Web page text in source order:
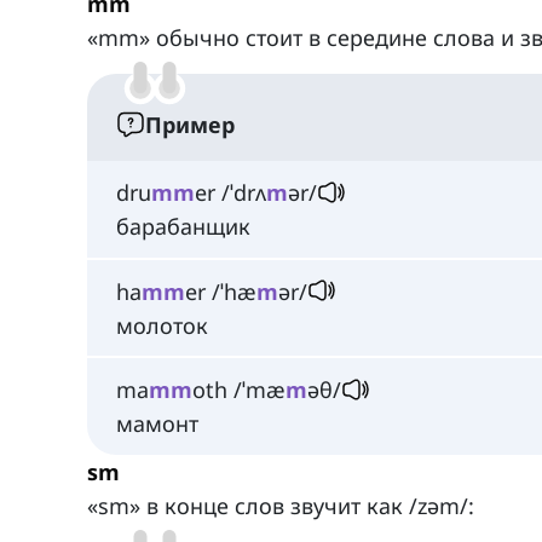
«mm» обычно стоит в середине слова и
Пример
drummer /ˈdrʌmər/
барабанщик
hammer /ˈhæmər/
молоток
mammoth /ˈmæməθ/
мамонт
sm
«sm» в конце слов звучит как /zəm/: